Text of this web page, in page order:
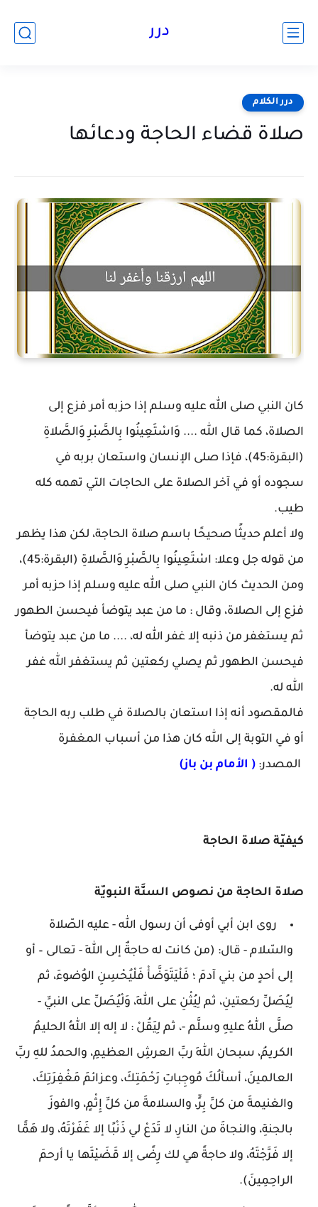
درر
درر الكلام
صلاة قضاء الحاجة ودعائها
كان النبي صلى الله عليه وسلم إذا حزبه أمر فزع إلى
الصلاة، كما قال الله .... وَاسْتَعِينُوا بِالصَّبْرِ وَالصَّلاةِ
(البقرة:45)، فإذا صلى الإنسان واستعان بربه في
سجوده أو في آخر الصلاة على الحاجات التي تهمه كله
طيب.
ولا أعلم حديثًا صحيحًا باسم صلاة الحاجة، لكن هذا يظهر
من قوله جل وعلا: اسْتَعِينُوا بِالصَّبْرِ وَالصَّلاةِ (البقرة:45)،
ومن الحديث كان النبي صلى الله عليه وسلم إذا حزبه أمر
فزع إلى الصلاة، وقال : ما من عبد يتوضأ فيحسن الطهور
ثم يستغفر من ذنبه إلا غفر الله له، .... ما من عبد يتوضأ
فيحسن الطهور ثم يصلي ركعتين ثم يستغفر الله غفر
الله له.
فالمقصود أنه إذا استعان بالصلاة في طلب ربه الحاجة
أو في التوبة إلى الله كان هذا من أسباب المغفرة
المصدر: ( الأمام بن باز)
كيفيّة صلاة الحاجة
صلاة الحاجة من نصوص السنَّة النبويّة
روى ابن أبي أوفى أن رسول الله - عليه الصّلاة
والسّلام - قال: (من كانت له حاجةٌ إلى اللهِ - تعالى – أو
إلى أحدٍ من بني آدمَ ؛ فَلْيَتَوَضَّأْ فَلْيُحْسِنِ الوُضوءَ، ثم
لِيُصَلِّ ركعتينِ، ثم لِيُثْنِ على اللهِ، وَلْيُصَلِّ على النبيِّ -
صلَّى اللهُ عليهِ وسلَّم -، ثم لِيَقُلْ : لا إله إلا اللهُ الحليمُ
الكريمُ، سبحان اللهِ ربِّ العرشِ العظيمِ، والحمدُ للهِ ربِّ
العالمينَ، أسألُكَ مُوجِباتِ رَحْمَتِكَ، وعزائمَ مَغْفِرَتِكَ،
والغنيمةَ من كلِّ بِرٍّ، والسلامةَ من كلِّ إِثْمٍ، والفوزَ
بالجنةِ، والنجاةَ من النارِ، لا تَدَعْ لي ذَنْبًا إلا غَفَرْتَهُ، ولا هَمًّا
إلا فَرَّجْتَهُ، ولا حاجةً هي لك رِضًى إلا قَضَيْتَها يا أرحمَ
الراحِمِينَ).